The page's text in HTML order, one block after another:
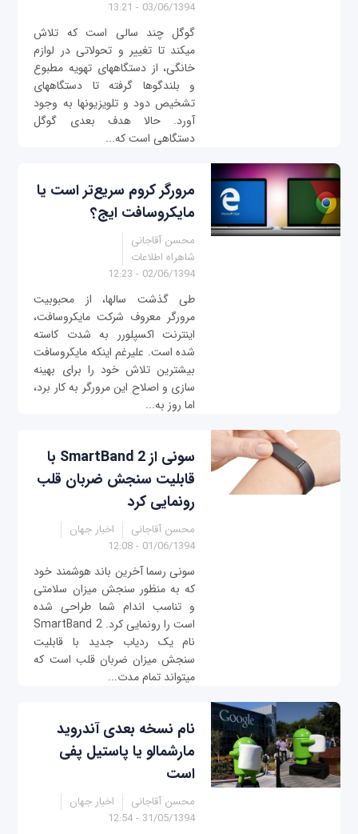
03/06/1394 - 13:21
گوگل چند سالی است که تلاش
می‎کند تا تغییر و تحولاتی در لوازم
خانگی، از دستگاه‎های تهویه مطبوع
و بلندگوها گرفته تا دستگاه‎های
تشخیص دود و تلویزیون‎ها به وجود
آورد. حالا هدف بعدی گوگل
دستگاهی است که...
مرورگر کروم سریع‌تر است یا
مایکروسافت ایج؟
محسن آقاجانی
شاهراه اطلاعات
02/06/1394 - 12:23
طی گذشت سال‎ها، از محبوبیت
مرورگر معروف شرکت مایکروسافت،
اینترنت اکسپلورر به شدت کاسته
شده است. علی‎رغم اینکه مایکروسافت
بیشترین تلاش خود را برای بهینه
سازی و اصلاح این مرورگر به کار برد،
اما روز به...
سونی از SmartBand 2 با
قابلیت سنجش ضربان قلب
رونمایی کرد
محسن آقاجانی
اخبار جهان
01/06/1394 - 12:08
سونی رسما آخرین باند هوشمند خود
که به منظور سنجش میزان سلامتی
و تناسب اندام شما طراحی شده
است را رونمایی کرد. SmartBand 2
نام یک ردیاب جدید با قابلیت
سنجش میزان ضربان قلب است که
می‎تواند تمام مدت...
نام نسخه بعدی آندرويد
مارشمالو یا پاستیل پفی
است
محسن آقاجانی
اخبار جهان
31/05/1394 - 12:54